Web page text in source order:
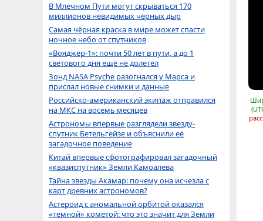
В Млечном Пути могут скрываться 170
миллионов невидимых черных дыр
Самая чёрная краска в мире может спасти
ночное небо от спутников
«Вояджер-1»: почти 50 лет в пути, а до 1
светового дня ещё не долетел
Зонд NASA Psyche разогнался у Марса и
прислал новые снимки и данные
Российско-американский экипаж отправился
на МКС на восемь месяцев
Астрономы впервые разглядели звезду-
спутник Бетельгейзе и объяснили её
загадочное поведение
Китай впервые сфотографировал загадочный
«квазиспутник» Земли Камоалева
Тайна звезды Акамар: почему она исчезла с
карт древних астрономов?
Астероид с аномальной орбитой оказался
«темной» кометой: что это значит для Земли